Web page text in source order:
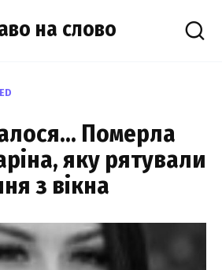
на слово
Помepла
яку pятували
з вiкна